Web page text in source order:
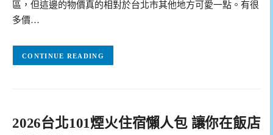
區，但這邊的物價真的相對於台北市其他地方可愛一點。有很
多價…
CONTINUE READING
2026台北101煙火住宿懶人包 讓你在飯店